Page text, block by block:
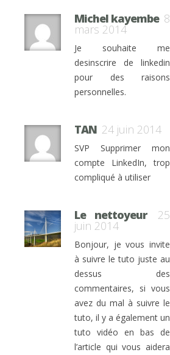
Michel kayembe 8
mars 2014
Je souhaite me
desinscrire de linkedin
pour des raisons
personnelles.
TAN 24 juin 2014
SVP Supprimer mon
compte LinkedIn, trop
compliqué à utiliser
Le nettoyeur 25
juin 2014
Bonjour, je vous invite
à suivre le tuto juste au
dessus des
commentaires, si vous
avez du mal à suivre le
tuto, il y a également un
tuto vidéo en bas de
l’article qui vous aidera